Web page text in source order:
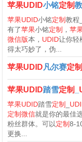
苹果UDID小铭定制
苹果UDID小铭定制教程_
有了苹果小铭定制 ，苹
微信版本， UDID让你轻
得太巧妙了，伪...
苹果UDID 凡尔赛定制
苹果UDID踏雪定制
苹果UDID踏雪定制
定制微信就是你的最佳
粉丝群体。可以定制8-
更换...